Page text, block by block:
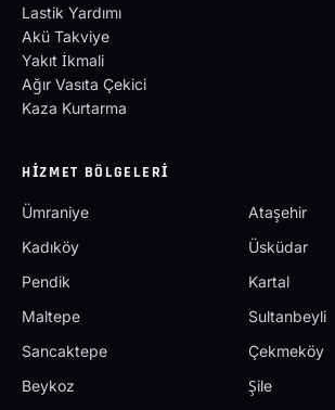
Lastik Yardımı
Akü Takviye
Yakıt İkmali
Ağır Vasıta Çekici
Kaza Kurtarma
HIZMET BÖLGELERI
Ümraniye
Ataşehir
Kadıköy
Üsküdar
Pendik
Kartal
Maltepe
Sultanbeyli
Sancaktepe
Çekmeköy
Beykoz
Şile